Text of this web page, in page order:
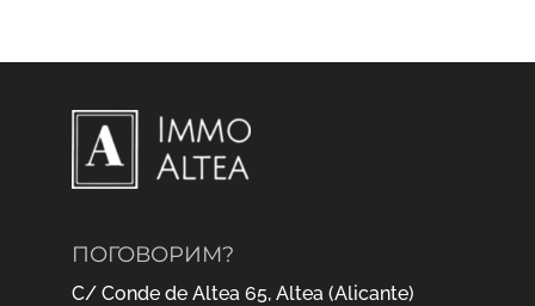
ПОГОВОРИМ?
C/ Conde de Altea 65, Altea (Alicante)